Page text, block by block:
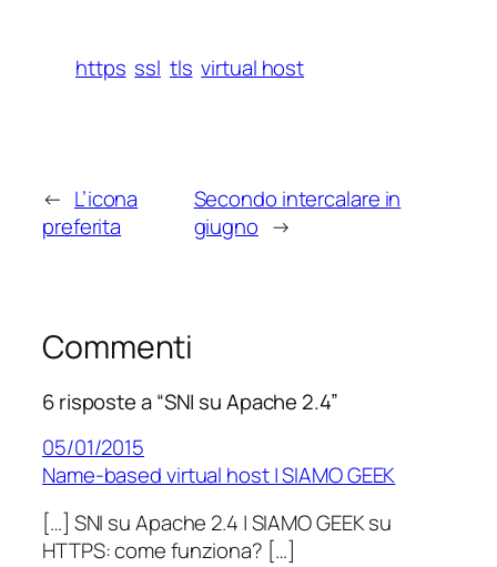
https ssl tls virtual host
← L’icona
preferita
Secondo intercalare in
giugno →
Commenti
6 risposte a “SNI su Apache 2.4”
05/01/2015
Name-based virtual host | SIAMO GEEK
[…] SNI su Apache 2.4 | SIAMO GEEK su
HTTPS: come funziona? […]